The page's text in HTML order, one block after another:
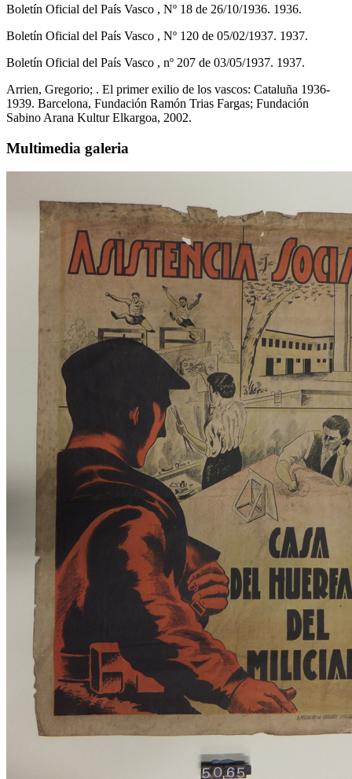
Boletín Oficial del País Vasco , Nº 18 de 26/10/1936. 1936.
Boletín Oficial del País Vasco , Nº 120 de 05/02/1937. 1937.
Boletín Oficial del País Vasco , nº 207 de 03/05/1937. 1937.
Arrien, Gregorio; . El primer exilio de los vascos: Cataluña 1936-
1939. Barcelona, Fundación Ramón Trias Fargas; Fundación
Sabino Arana Kultur Elkargoa, 2002.
Multimedia galeria